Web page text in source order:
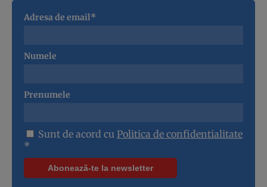
Adresa de email*
Numele
Prenumele
Sunt de acord cu Politica de confidentialitate
*